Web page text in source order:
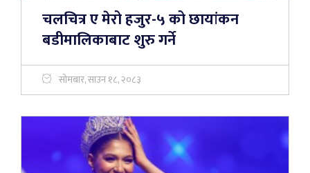
चलचित्र ए मेरो हजुर-५ को छायांकन
बडीमालिकाबाट शुरु गर्ने
सोमबार, साउन १८, २०८३